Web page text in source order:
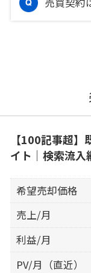
【100記事超
イト｜検索流入
希望売却価格
売上/月
利益/月
PV/月（直近）